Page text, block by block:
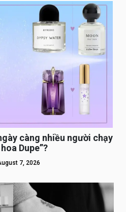
càng nhiều người chạy
Dupe”?
7, 2026